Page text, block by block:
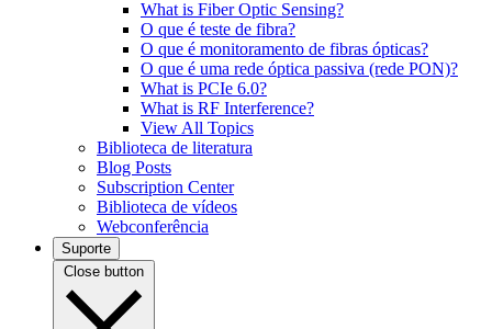
What is Fiber Optic Sensing?
O que é teste de fibra?
O que é monitoramento de fibras ópticas?
O que é uma rede óptica passiva (rede PON)?
What is PCIe 6.0?
What is RF Interference?
View All Topics
Biblioteca de literatura
Blog Posts
Subscription Center
Biblioteca de vídeos
Webconferência
Suporte
Close button